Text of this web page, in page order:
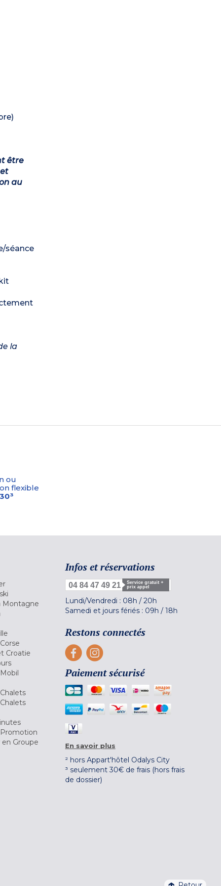
être
au
séance
la
ou
flexible
Montagne
Croatie
en Groupe
Infos et réservations
04 84 47 49 21
Service gratuit +
prix appel
Lundi/Vendredi : 08h / 20h
Samedi et jours fériés : 09h / 18h
Restons connectés
Paiement sécurisé
En savoir plus
² hors Appart'hôtel Odalys City
³ seulement 30€ de frais (hors frais
de dossier)